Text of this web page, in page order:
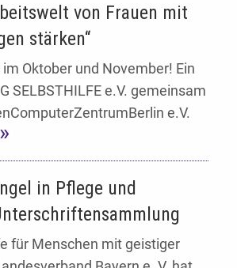
von Frauen mit
stärken“
Oktober und November! Ein
SELBSTHILFE e.V. gemeinsam
e.V.
in Pflege und
für Menschen mit geistiger